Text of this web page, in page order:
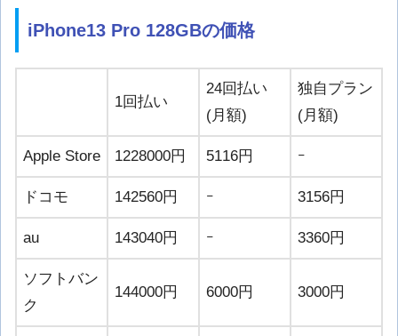
iPhone13 Pro 128GBの価格
1回払い
24回払い
(月額)
独自プラン
(月額)
Apple Store 1228000円 5116円 ｰ
ドコモ 142560円 ｰ 3156円
au 143040円 ｰ 3360円
ソフトバン
ク
144000円 6000円 3000円